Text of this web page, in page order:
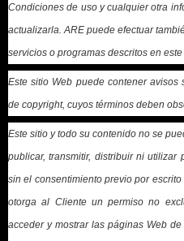
Condiciones de uso y cualquier otra
actualizarla. ARE puede efectuar
servicios o programas descritos en
Este sitio Web puede contener
de copyright, cuyos términos deben
Este sitio y todo su contenido no se
publicar, transmitir, distribuir ni
sin el consentimiento previo por
otorga al Cliente un permiso no
acceder y mostrar las páginas Web